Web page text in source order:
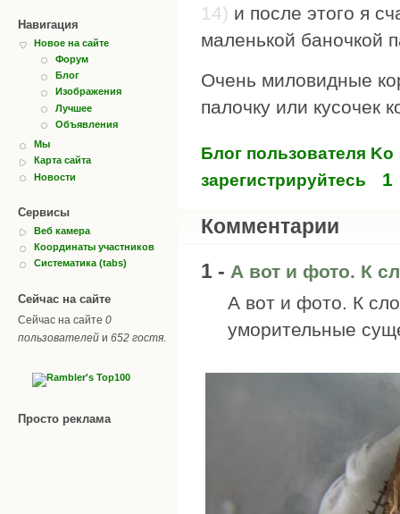
Навигация
Новое на сайте
Форум
Блог
Изображения
Лучшее
Объявления
Мы
Карта сайта
Новости
Сервисы
Веб камера
Координаты участников
Систематика (tabs)
Сейчас на сайте
Сейчас на сайте 0
пользователей и 652 гостя
Просто реклама
14) и после этого я
маленькой баночкой
Очень миловидные
палочку или кусочек
Блог пользователя Ko
зарегистрируйтесь
1
Комментарии
1 - А вот и фото. К
А вот и фото. К
уморительные